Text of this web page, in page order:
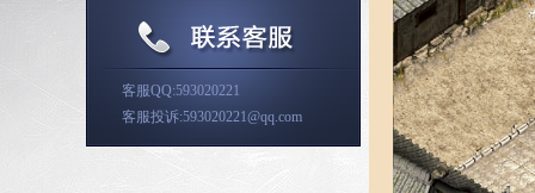
客服QQ:593020221
客服投诉:593020221@qq.com